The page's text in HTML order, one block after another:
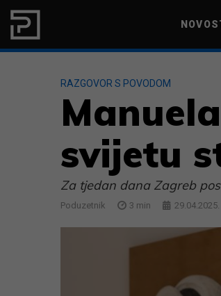
Skip to content
RAZGOVOR S POVODOM
svijetu
Za tjedan dana Zagreb
Poduzetnik 3 min 29.04.2025.